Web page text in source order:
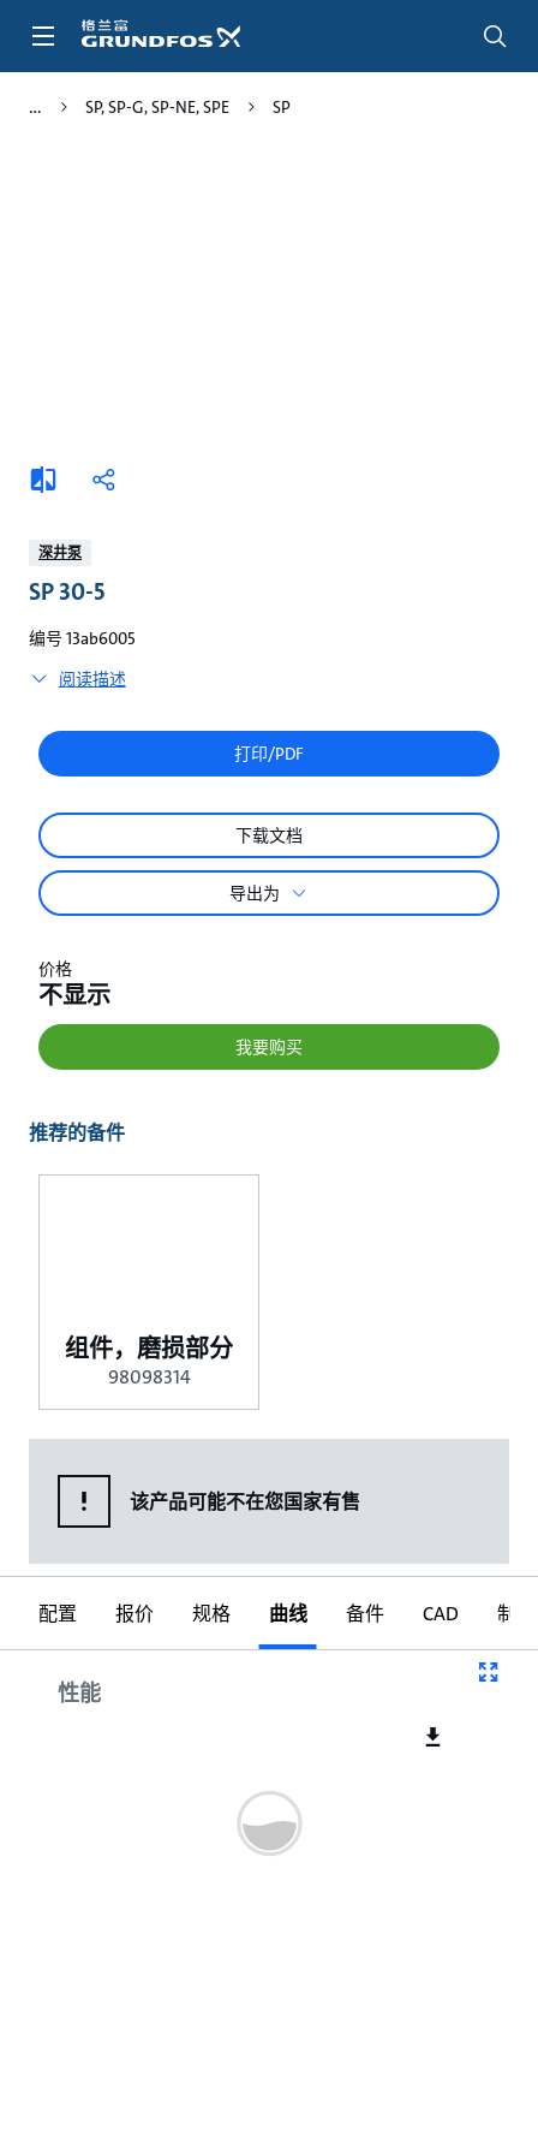
SP, SP-G, SP-NE, SPE SP
添
加
较
分
深井泵
SP 30-5
编号 13ab6005
阅读描述
打印/PDF
下载文档
导出为
价格
不显示
我要购买
推荐的备件
组件，磨损部分
98098314
该产品可能不在您国家有售
配置 报价 规格 曲线 备件 CAD 制图
性能